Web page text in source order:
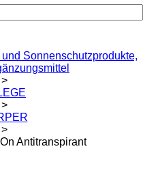
Sonnenschutzprodukte,
>
>
>
Antitranspirant